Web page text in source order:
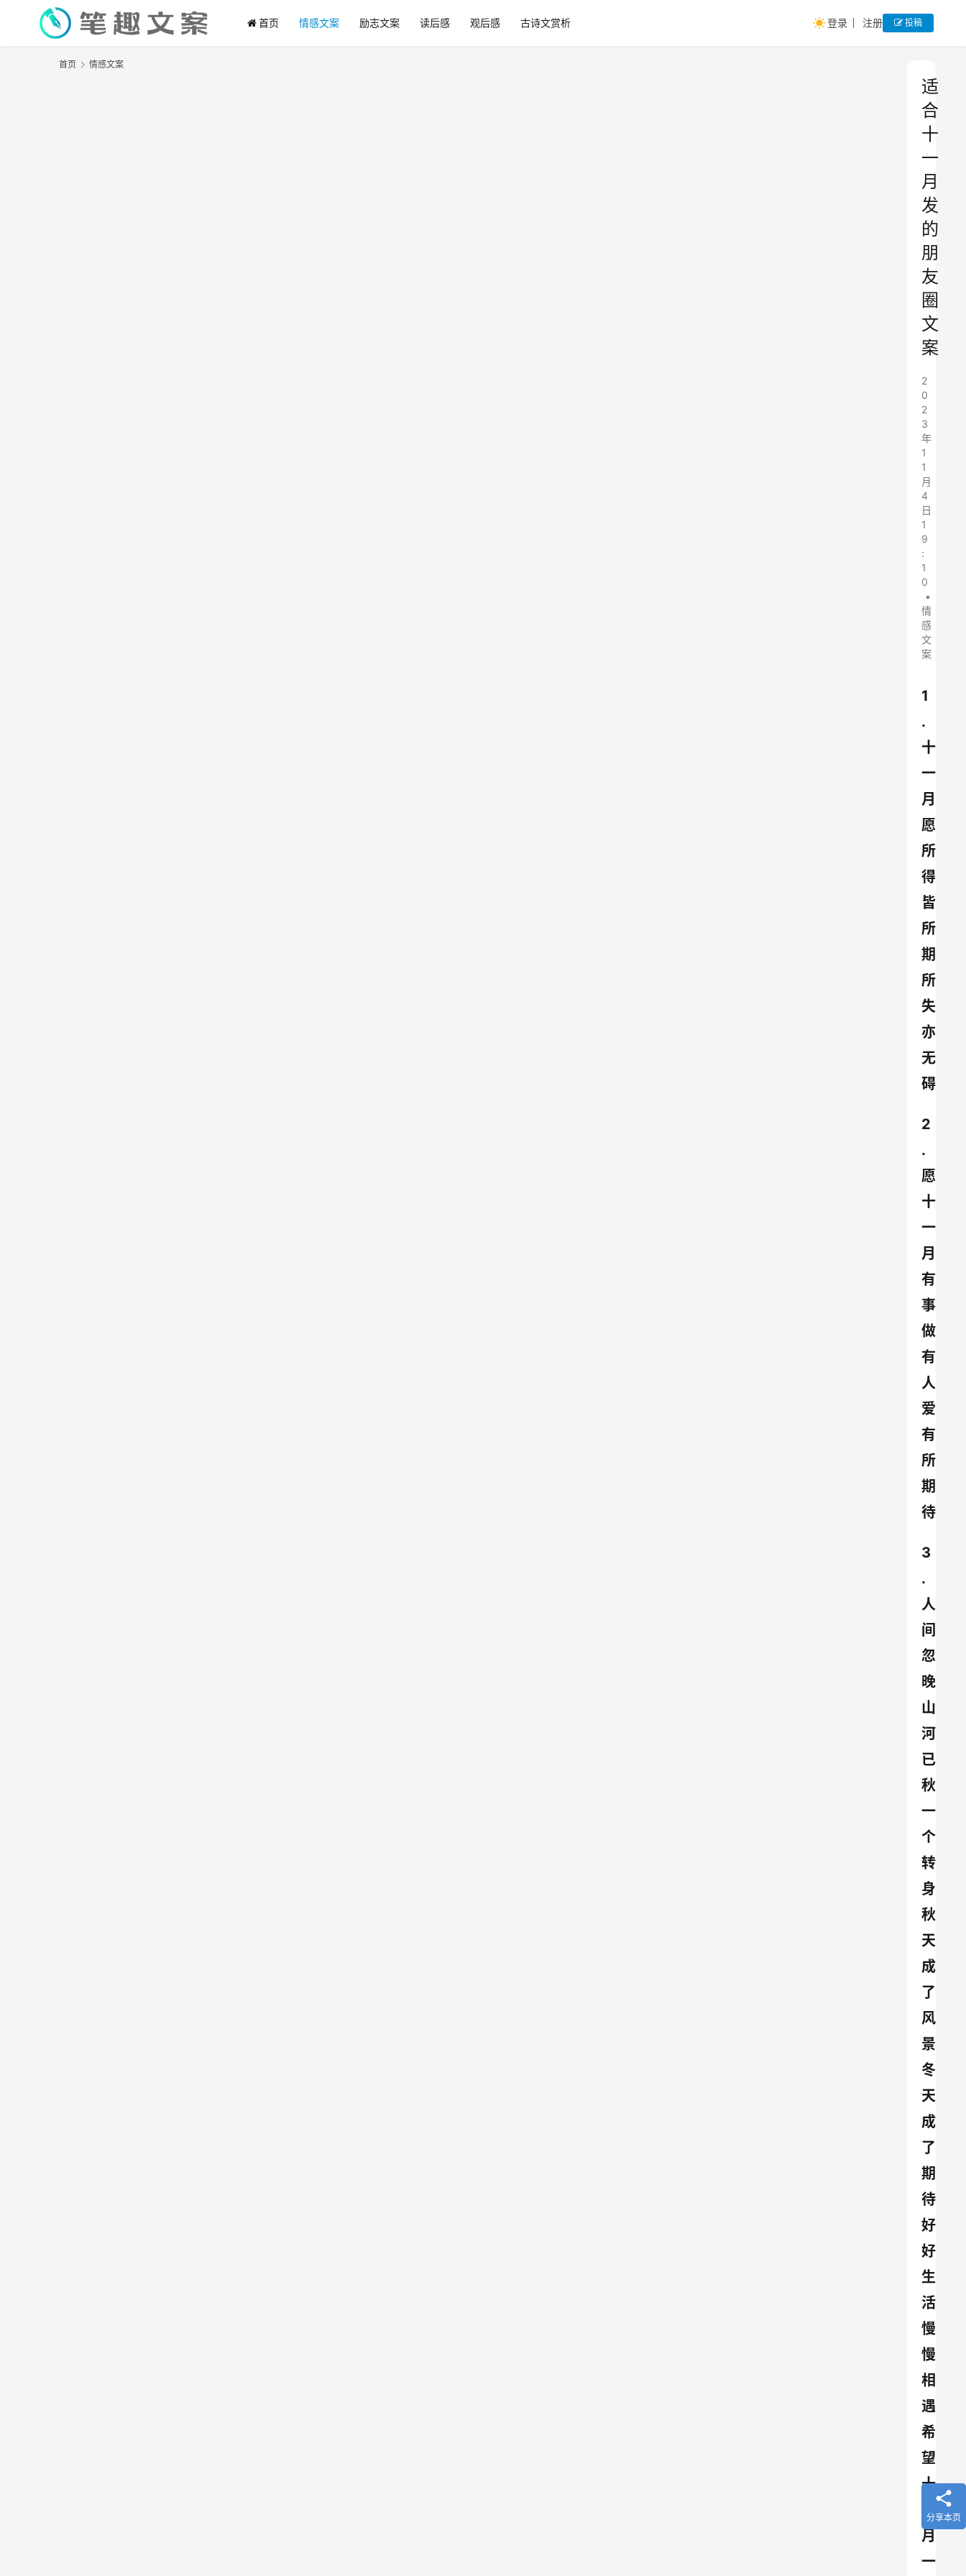
首页 情感文案 励志文案 读后感 观后感 古诗文赏析 登录 注册 投稿
首页 情感文案
适
合
十
一
月
发
的
朋
友
圈
文
案
2
0
2
3
年
1
1
月
4
日
1
9
:
1
0
•
情
感
文
案
1
.
十
一
月
愿
所
得
皆
所
期
所
失
亦
无
碍
2
.
愿
十
一
月
有
事
做
有
人
爱
有
所
期
待
3
.
人
间
忽
晚
山
河
已
秋
一
个
转
身
秋
天
成
了
风
景
冬
天
成
了
期
待
好
好
生
活
慢
慢
相
遇
希
望
十
一
月
一
分享本页